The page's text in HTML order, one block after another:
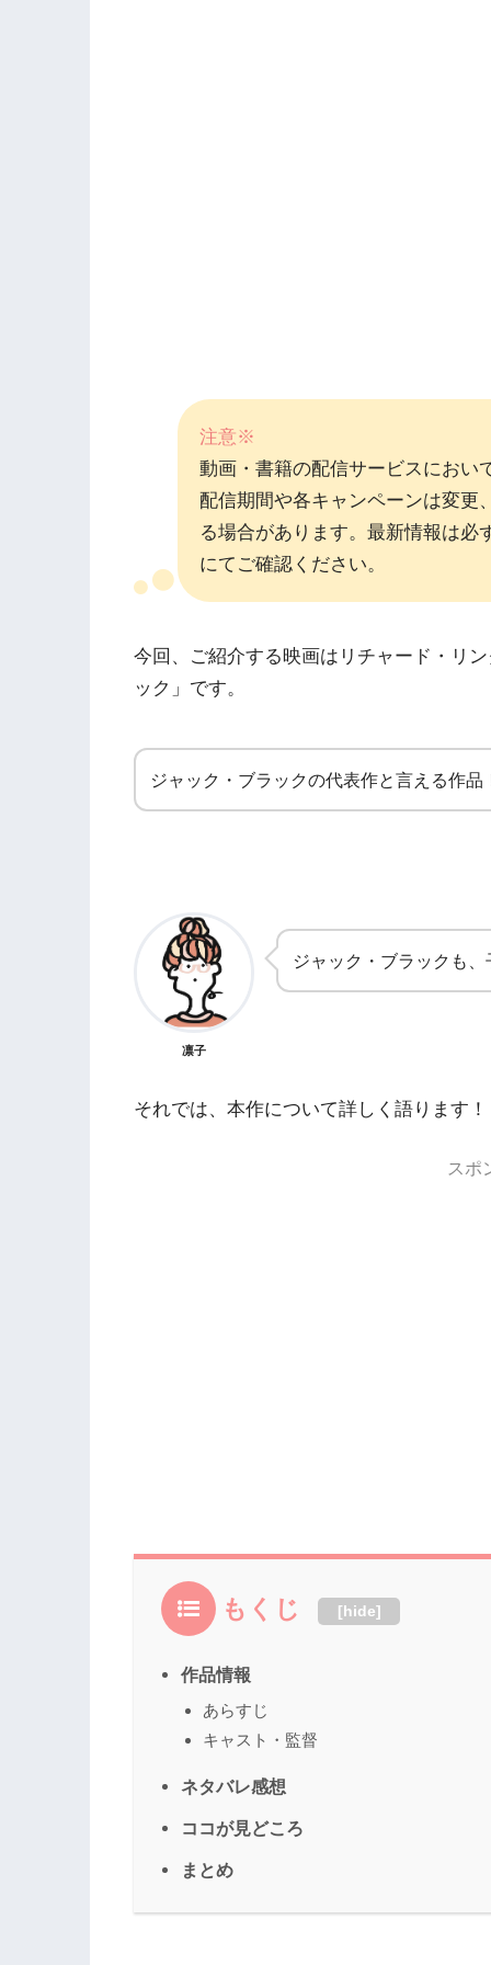
注意※
動画・書籍の配信サービスにおい
配信期間や各キャンペーンは変更
る場合があります。最新情報は必
にてご確認ください。
今回、ご紹介する映画はリチャード・リ
ック」です。
ジャック・ブラックの代表作と言える作品
凛子
ジャック・ブラックも
それでは、本作について詳しく語ります！
スポ
もくじ [hide]
作品情報
あらすじ
キャスト・監督
ネタバレ感想
ココが見どころ
まとめ